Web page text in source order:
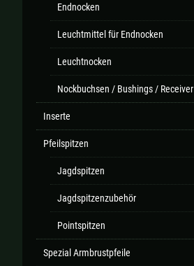
Endnocken
Leuchtmittel für Endnocken
Leuchtnocken
Nockbuchsen / Bushings / Receiver
Inserte
Pfeilspitzen
Jagdspitzen
Jagdspitzenzubehör
Pointspitzen
Spezial Armbrustpfeile